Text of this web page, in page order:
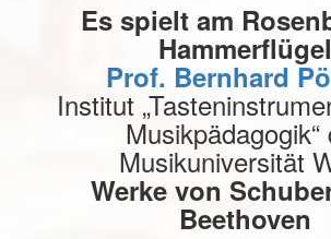
Es spielt am
Hammerflügel
Prof. Bernhard
Institut
Musikpädagogik“
Musikuniversität
Werke von
Beethoven